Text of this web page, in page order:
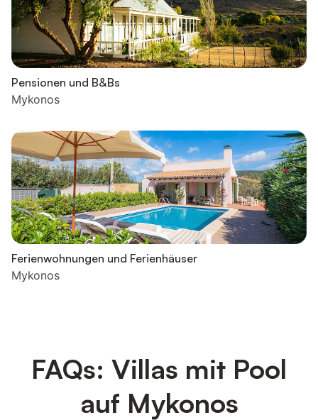
Pensionen und B&Bs
Mykonos
Ferienwohnungen und Ferienhäuser
Mykonos
FAQs: Villas mit Pool
auf Mykonos